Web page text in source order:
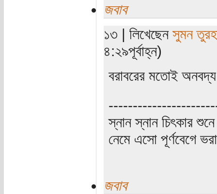
জবাব
১৩ | লিখেছেন সুমন
৪:২৯পূর্বাহ্ন)
বরাবরের মতোই
স্নান স্নান চিৎকার
নেমে এসো পূর্ণবেগে
জবাব